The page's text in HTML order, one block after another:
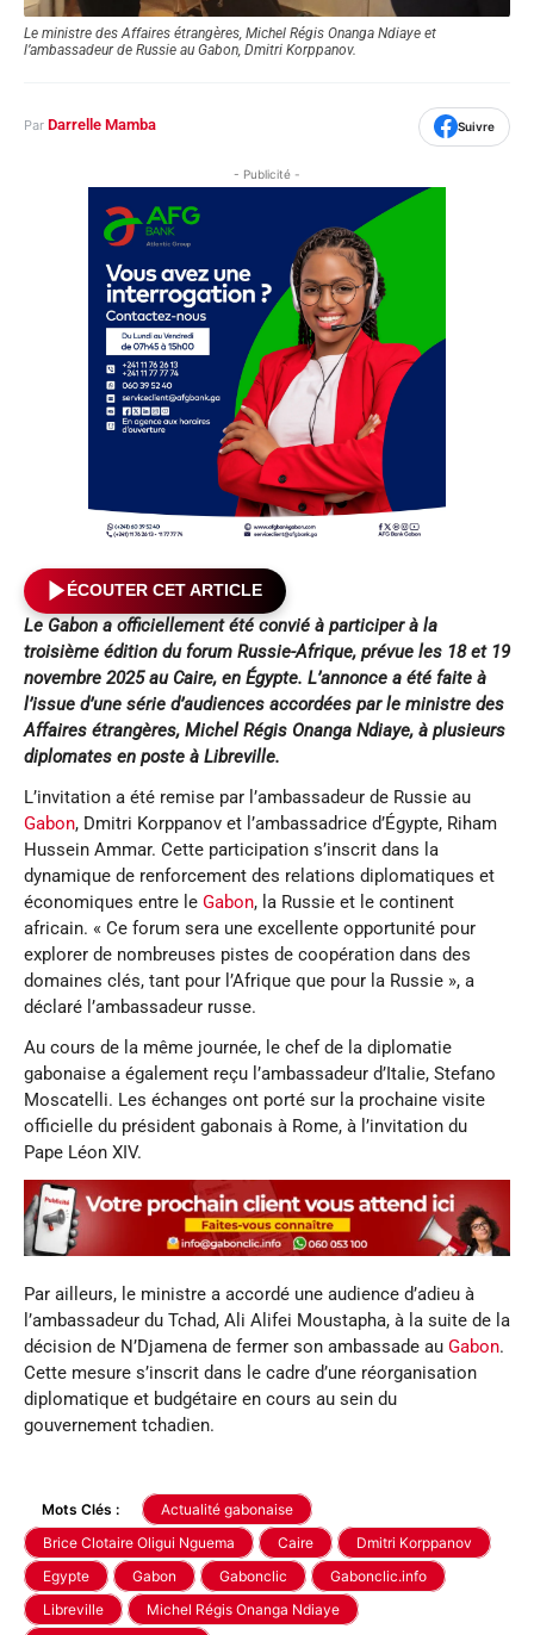
Le ministre des Affaires étrangères, Michel Régis Onanga Ndiaye et
l’ambassadeur de Russie au Gabon, Dmitri Korppanov.
Par Darrelle Mamba Suivre
- Publicité -
ÉCOUTER CET ARTICLE
Le Gabon a officiellement été convié à participer à la
troisième édition du forum Russie-Afrique, prévue les 18 et 19
novembre 2025 au Caire, en Égypte. L’annonce a été faite à
l’issue d’une série d’audiences accordées par le ministre des
Affaires étrangères, Michel Régis Onanga Ndiaye, à plusieurs
diplomates en poste à Libreville.
L’invitation a été remise par l’ambassadeur de Russie au
Gabon, Dmitri Korppanov et l’ambassadrice d’Égypte, Riham
Hussein Ammar. Cette participation s’inscrit dans la
dynamique de renforcement des relations diplomatiques et
économiques entre le Gabon, la Russie et le continent
africain. « Ce forum sera une excellente opportunité pour
explorer de nombreuses pistes de coopération dans des
domaines clés, tant pour l’Afrique que pour la Russie », a
déclaré l’ambassadeur russe.
Au cours de la même journée, le chef de la diplomatie
gabonaise a également reçu l’ambassadeur d’Italie, Stefano
Moscatelli. Les échanges ont porté sur la prochaine visite
officielle du président gabonais à Rome, à l’invitation du
Pape Léon XIV.
Par ailleurs, le ministre a accordé une audience d’adieu à
l’ambassadeur du Tchad, Ali Alifei Moustapha, à la suite de la
décision de N’Djamena de fermer son ambassade au Gabon.
Cette mesure s’inscrit dans le cadre d’une réorganisation
diplomatique et budgétaire en cours au sein du
gouvernement tchadien.
Mots Clés :
Actualité gabonaise
Brice Clotaire Oligui Nguema
Caire
Dmitri Korppanov
Egypte
Gabon Gabonclic
Gabonclic.info
Libreville
Michel Régis Onanga Ndiaye